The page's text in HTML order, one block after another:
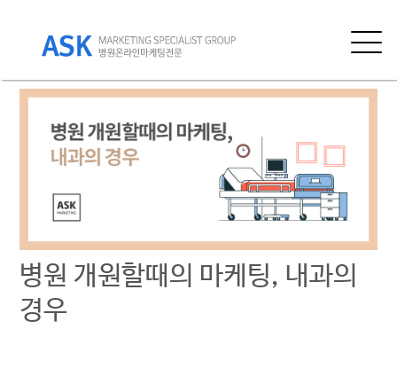
로
병원 개원할때의 마케팅, 내과의
경우